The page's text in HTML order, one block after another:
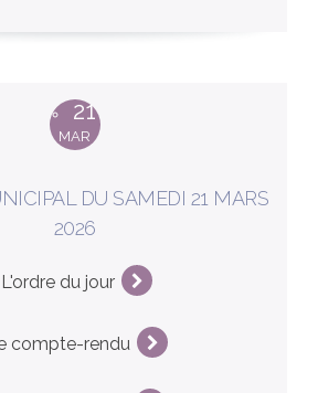
21
MAR
DU SAMEDI 21 MARS
2026
L'ordre du jour
compte-rendu